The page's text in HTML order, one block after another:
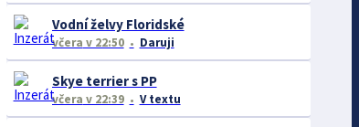
Vodní želvy Floridské
včera v 22:50 Daruji
Skye terrier s PP
včera v 22:39 V textu